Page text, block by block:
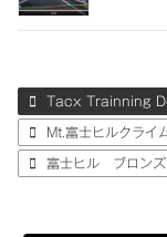
Tacx Trainning
Mt.富士ヒルクライ
富士ヒル ブロンズ